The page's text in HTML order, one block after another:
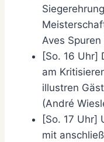
Aves
[So. 16 Uhr]
am
illustren
(André
[So. 17 Uhr]
mit